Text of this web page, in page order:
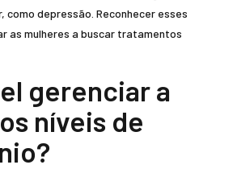
como depressão. Reconhecer esses
as mulheres a buscar tratamentos
gerenciar a
níveis de